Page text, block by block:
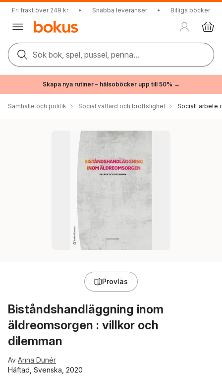
Fri frakt över 249 kr • Snabba leveranser • Billiga böcker
Sök bok, spel, pussel, penna...
Skapa nya rutiner – hälsoböcker upp till 50% →
Samhälle och politik Social välfärd och brottslighet Socialt arbete
Provläs
Biståndshandläggning inom
äldreomsorgen : villkor och
dilemman
Av Anna Dunér
Häftad, Svenska, 2020